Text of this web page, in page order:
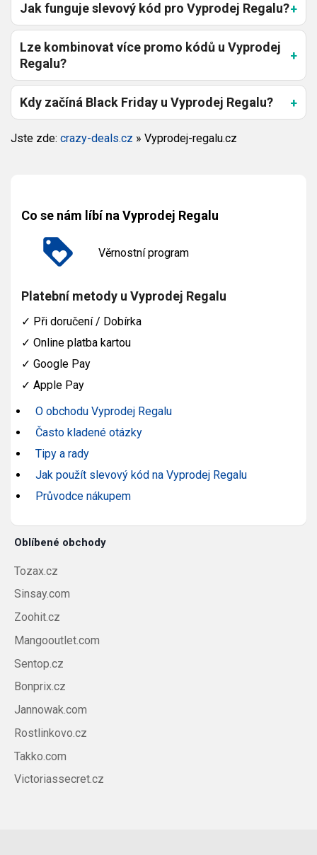
Jak funguje slevový kód pro Vyprodej Regalu?
Lze kombinovat více promo kódů u Vyprodej
Regalu?
Kdy začíná Black Friday u Vyprodej Regalu?
Jste zde: crazy-deals.cz » Vyprodej-regalu.cz
Co se nám líbí na Vyprodej Regalu
Věrnostní program
Platební metody u Vyprodej Regalu
✓ Při doručení / Dobírka
✓ Online platba kartou
✓ Google Pay
✓ Apple Pay
O obchodu Vyprodej Regalu
Často kladené otázky
Tipy a rady
Jak použít slevový kód na Vyprodej Regalu
Průvodce nákupem
Oblíbené obchody
Tozax.cz
Sinsay.com
Zoohit.cz
Mangooutlet.com
Sentop.cz
Bonprix.cz
Jannowak.com
Rostlinkovo.cz
Takko.com
Victoriassecret.cz